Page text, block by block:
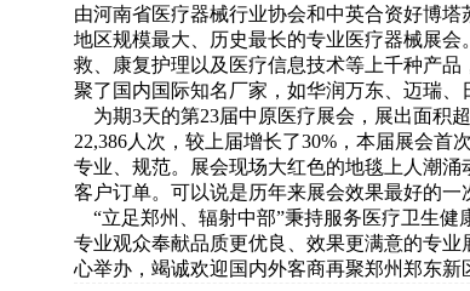
由河南省医疗器械行业协会和中英合资好博
地区规模最大、历史最长的专业医疗器械展
救、康复护理以及医疗信息技术等上千种产
聚了国内国际知名厂家，如华润万东、迈瑞
为期3天的第23届中原医疗展会，展出面积
22,386人次，较上届增长了30%，本届展会
专业、规范。展会现场大红色的地毯上人潮
客户订单。可以说是历年来展会效果最好的
“立足郑州、辐射中部”秉持服务医疗卫生健
专业观众奉献品质更优良、效果更满意的专业
心举办，竭诚欢迎国内外客商再聚郑州郑东新